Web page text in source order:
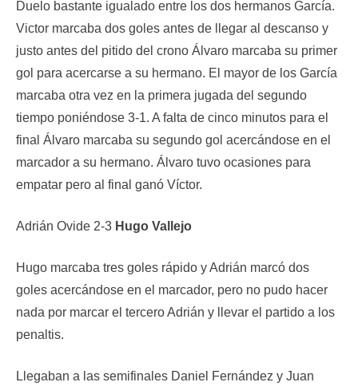
Duelo bastante igualado entre los dos hermanos García.
Victor marcaba dos goles antes de llegar al descanso y
justo antes del pitido del crono Álvaro marcaba su primer
gol para acercarse a su hermano. El mayor de los García
marcaba otra vez en la primera jugada del segundo
tiempo poniéndose 3-1. A falta de cinco minutos para el
final Álvaro marcaba su segundo gol acercándose en el
marcador a su hermano. Álvaro tuvo ocasiones para
empatar pero al final ganó Víctor.
Adrián Ovide 2-3 Hugo Vallejo
Hugo marcaba tres goles rápido y Adrián marcó dos
goles acercándose en el marcador, pero no pudo hacer
nada por marcar el tercero Adrián y llevar el partido a los
penaltis.
Llegaban a las semifinales Daniel Fernández y Juan